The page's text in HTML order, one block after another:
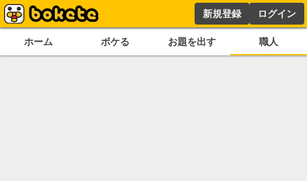
新規登録 ログイン
ホーム ボケる お題を出す 職人